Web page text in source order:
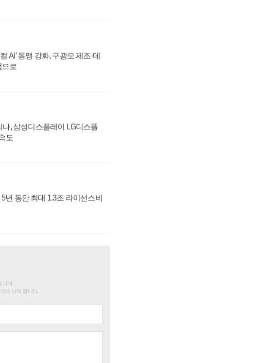
AI' 동맹 강화, 구광모 제조·데
으로
, 삼성디스플레이 LG디스플
도
년 동안 최대 1.3조 라이선스비
니다.
해 삭제 합니다.